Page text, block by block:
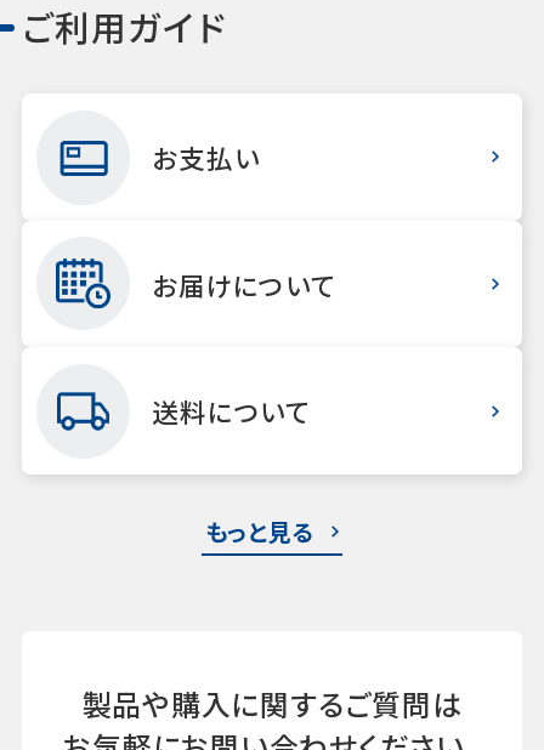
ご利用ガイド
お支払い
お届けについて
送料について
もっと見る
製品や購入に関するご質問は